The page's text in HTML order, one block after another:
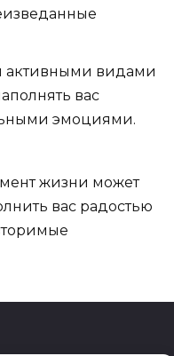
активными видами
вас
эмоциями.
жизни может
вас радостью